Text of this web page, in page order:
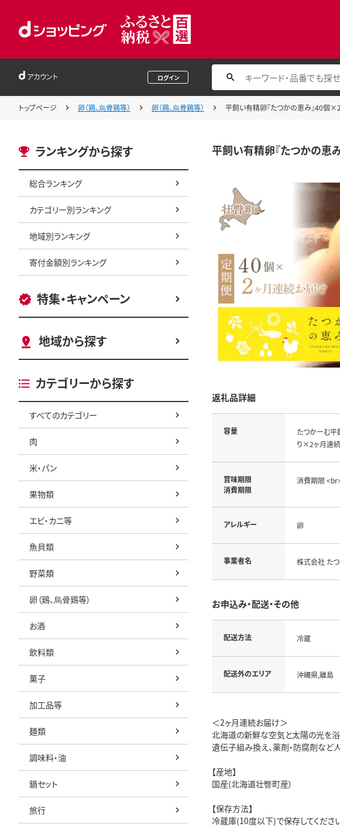
アカウント ログイン
トップページ 卵（鶏、烏骨鶏等） 卵（鶏、烏骨鶏等） 平飼い有精卵『たつかの恵み』40個
ランキングから探す
総合ランキング
カテゴリー別ランキング
地域別ランキング
寄付金額別ランキング
特集・キャンペーン
地域から探す
カテゴリーから探す
すべてのカテゴリー
肉
米・パン
果物類
エビ・カニ等
魚貝類
野菜類
卵（鶏、烏骨鶏等）
お酒
飲料類
菓子
加工品等
麺類
調味料・油
鍋セット
旅行
平飼い有精卵『たつかの
返礼品詳細
容量
たつかーむ平
り×2ヶ月連
賞味期限
消費期限
消費期限
アレルギー 卵
事業者名 株式会社 た
お申込み・配送・その他
配送方法 冷蔵
配送外のエリア 沖縄県,離島
＜2ヶ月連続お届け＞
北海道の新鮮な空気と太陽の光を浴
遺伝子組み換え、薬剤・防腐剤など
【産地】
国産(北海道壮瞥町産）
【保存方法】
冷蔵庫(10度以下)で保存してください